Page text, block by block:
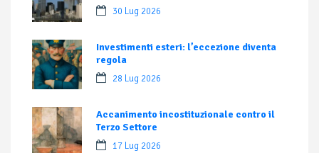
30 Lug 2026
Investimenti esteri: l’eccezione diventa
regola
28 Lug 2026
Accanimento incostituzionale contro il
Terzo Settore
17 Lug 2026